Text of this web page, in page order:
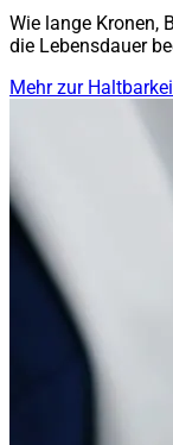
Wie lange Kronen,
die Lebensdauer
Mehr zur